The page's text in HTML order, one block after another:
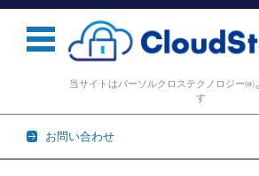
当サイトはパーソルクロステクノロジー㈱
す
お問い合わせ
コンテンツに移動